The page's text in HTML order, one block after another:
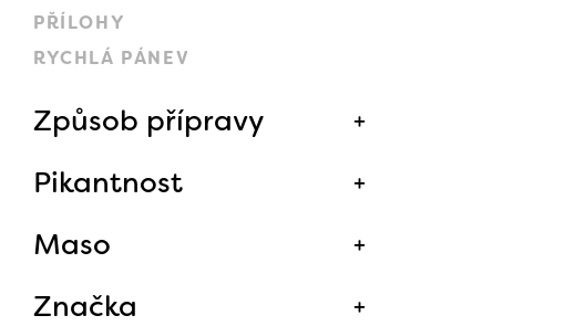
PŘÍLOHY
RYCHLÁ PÁNEV
Způsob přípravy
Pikantnost
Maso
Značka